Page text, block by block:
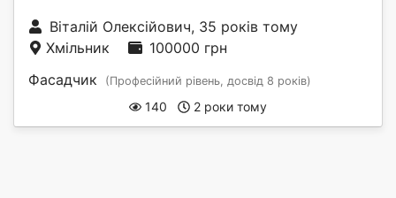
Віталій Олексійович, 35 років тому
Хмільник
100000 грн
Фасадчик
(Професійний рівень, досвід 8 років)
140 2 роки тому